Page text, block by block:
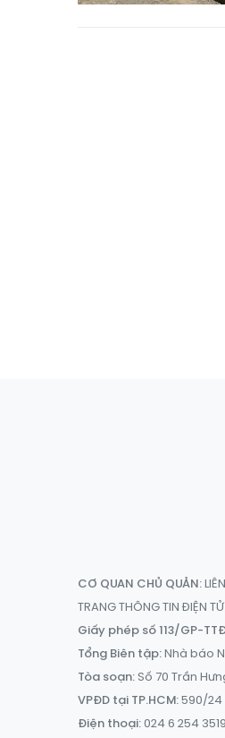
CƠ QUAN CHỦ QUẢN:
TRANG THÔNG TIN ĐIỆN
Giấy phép số 113/GP-
Tổng Biên tập:Nhà báo
Tòa soạn:Số 70 Trần
VPĐD tại TP.HCM:590/24
Điện thoại:024 6 254 3519